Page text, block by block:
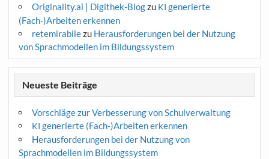
Originality.ai | Digithek-Blogzu KI generierte
(Fach-)Arbeiten erkennen
retemirabilezu Herausforderungen bei der Nutzung
von Sprachmodellen im Bildungssystem
Neueste Beiträge
Vorschläge zur Verbesserung von Schulverwaltung
KI generierte (Fach-)Arbeiten erkennen
Herausforderungen bei der Nutzung von
Sprachmodellen im Bildungssystem